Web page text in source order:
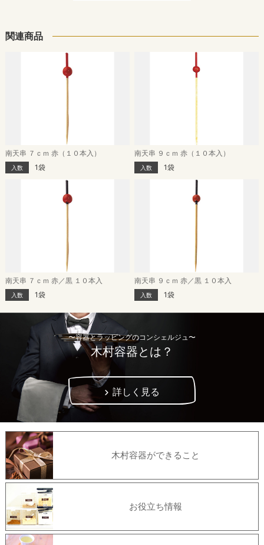
関連商品
南天串 ７ｃｍ 赤（１０本入）
入数 1袋
南天串 ９ｃｍ 赤（１０本入）
入数 1袋
南天串 ７ｃｍ 赤／黒 １０本入
入数 1袋
南天串 ９ｃｍ 赤／黒 １０本入
入数 1袋
〜容器とラッピングのコンシェルジュ〜
木村容器とは？
詳しく見る
木村容器ができること
お役立ち情報